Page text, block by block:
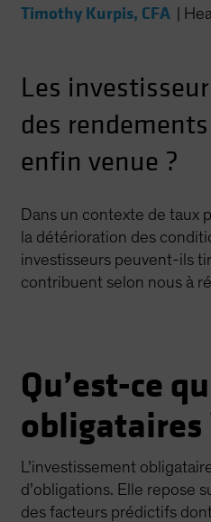
Timothy Kurpis, CFA
Les
des
enfin venue ?
Dans un contexte de taux
la détérioration des
investisseurs peuvent-ils
contribuent selon nous à
Qu’est-ce
obligataires
L’investissement
d’obligations. Elle repose
des facteurs prédictifs